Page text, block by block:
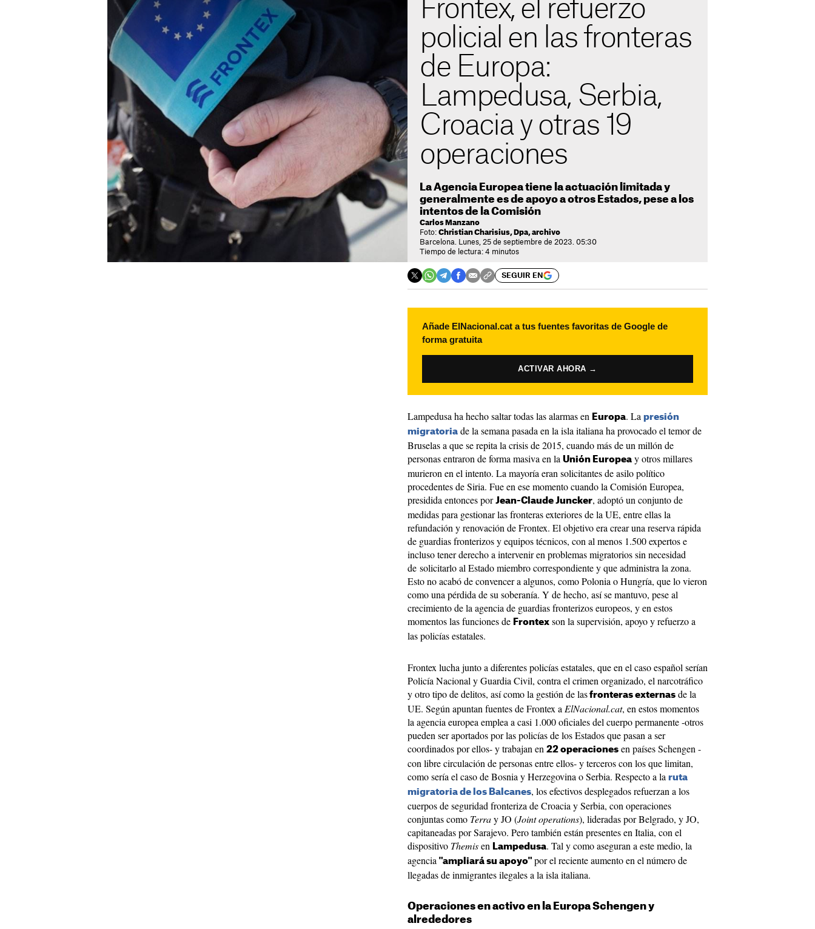
Frontex, el refuerzo
policial en las fronteras
de Europa:
Lampedusa, Serbia,
Croacia y otras 19
operaciones
La Agencia Europea tiene la actuación limitada y
generalmente es de apoyo a otros Estados, pese a los
intentos de la Comisión
Carlos Manzano
Foto: Christian Charisius, Dpa, archivo
Barcelona. Lunes, 25 de septiembre de 2023. 05:30
Tiempo de lectura: 4 minutos
SEGUIR EN
Añade ElNacional.cat a tus fuentes favoritas de Google de
forma gratuita
ACTIVAR AHORA →
Lampedusa ha hecho saltar todas las alarmas en Europa. La presión
migratoria de la semana pasada en la isla italiana ha provocado el temor de
Bruselas a que se repita la crisis de 2015, cuando más de un millón de
personas entraron de forma masiva en la Unión Europea y otros millares
murieron en el intento. La mayoría eran solicitantes de asilo político
procedentes de Siria. Fue en ese momento cuando la Comisión Europea,
presidida entonces por Jean-Claude Juncker, adoptó un conjunto de
medidas para gestionar las fronteras exteriores de la UE, entre ellas la
refundación y renovación de Frontex. El objetivo era crear una reserva rápida
de guardias fronterizos y equipos técnicos, con al menos 1.500 expertos e
incluso tener derecho a intervenir en problemas migratorios sin necesidad
de solicitarlo al Estado miembro correspondiente y que administra la zona.
Esto no acabó de convencer a algunos, como Polonia o Hungría, que lo vieron
como una pérdida de su soberanía. Y de hecho, así se mantuvo, pese al
crecimiento de la agencia de guardias fronterizos europeos, y en estos
momentos las funciones de Frontex son la supervisión, apoyo y refuerzo a
las policías estatales.
Frontex lucha junto a diferentes policías estatales, que en el caso español serían
Policía Nacional y Guardia Civil, contra el crimen organizado, el narcotráfico
y otro tipo de delitos, así como la gestión de las fronteras externas de la
UE. Según apuntan fuentes de Frontex a ElNacional.cat, en estos momentos
la agencia europea emplea a casi 1.000 oficiales del cuerpo permanente -otros
pueden ser aportados por las policías de los Estados que pasan a ser
coordinados por ellos- y trabajan en 22 operaciones en países Schengen -
con libre circulación de personas entre ellos- y terceros con los que limitan,
como sería el caso de Bosnia y Herzegovina o Serbia. Respecto a la ruta
migratoria de los Balcanes, los efectivos desplegados refuerzan a los
cuerpos de seguridad fronteriza de Croacia y Serbia, con operaciones
conjuntas como Terray JO (Joint operations), lideradas por Belgrado, y JO,
capitaneadas por Sarajevo. Pero también están presentes en Italia, con el
dispositivo Themisen Lampedusa. Tal y como aseguran a este medio, la
agencia "ampliará su apoyo" por el reciente aumento en el número de
llegadas de inmigrantes ilegales a la isla italiana.
Operaciones en activo en la Europa Schengen y
alrededores